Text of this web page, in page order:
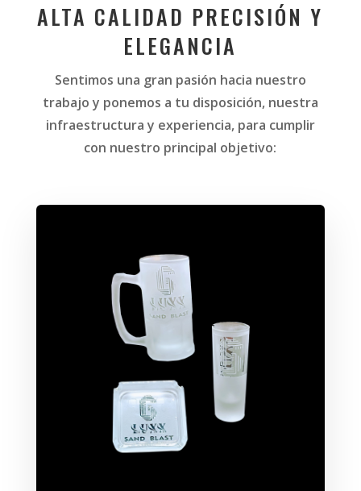
ALTA CALIDAD PRECISIÓN Y
ELEGANCIA
Sentimos una gran pasión hacia nuestro
trabajo y ponemos a tu disposición, nuestra
infraestructura y experiencia, para cumplir
con nuestro principal objetivo: